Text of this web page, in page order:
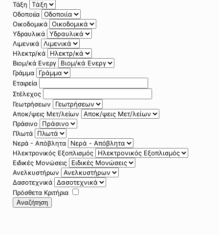
Τάξη
Οδοποιία
Οικοδομικά
Υδραυλικά
Λιμενικά
Ηλεκτρ/κά
Βιομ/κά Ενεργ
Γράμμα
Εταιρεία
Στέλεχος
Γεωτρήσεων
Αποκ/ψεις Μετ/λείων
Πράσινο
Πλωτά
Νερά - Απόβλητα
Ηλεκτρονικός Εξοπλισμός
Ειδικές Μονώσεις
Ανελκυστήρων
Δασοτεχνικά
Πρόσθετα Κριτήρια
Αναζήτηση